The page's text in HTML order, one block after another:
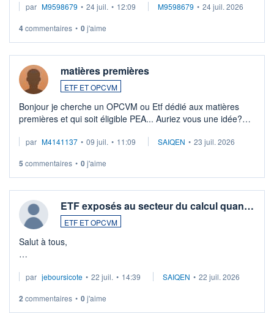
veux procéder à la vente, on me signale ...
par M9598679 • 24 juil. • 12:09 M9598679 • 24 juil. 2026
4commentaires • 0j'aime
matières premières
ETF ET OPCVM
Bonjour je cherche un OPCVM ou Etf dédié aux matières
premières et qui soit éligible PEA... Auriez vous une idée?
par M4141137 • 09 juil. • 11:09 SAIQEN • 23 juil. 2026
5 commentaires • 0j'aime
ETF exposés au secteur du calcul quan…
ETF ET OPCVM
Salut à tous,
via un ETF plutôt que des actions individuelles.
Idéalement, je voudrais qu'il soit éligible au PEA.
par jeboursicote • 22 juil. • 14:39 SAIQEN • 22 juil. 2026
2 commentaires • 0j'aime